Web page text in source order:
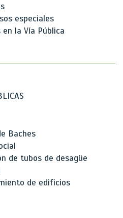
especiales
la Vía Pública
Baches
de tubos de desagüe
de edificios